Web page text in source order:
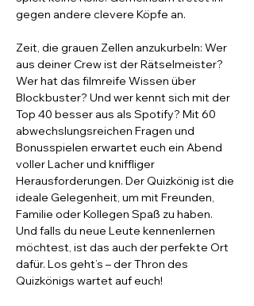
gegen andere clevere Köpfe an.
Zeit, die grauen Zellen anzukurbeln: Wer
aus deiner Crew ist der Rätselmeister?
Wer hat das filmreife Wissen über
Blockbuster? Und wer kennt sich mit der
Top 40 besser aus als Spotify? Mit 60
abwechslungsreichen Fragen und
Bonusspielen erwartet euch ein Abend
voller Lacher und kniffliger
Herausforderungen. Der Quizkönig ist die
ideale Gelegenheit, um mit Freunden,
Familie oder Kollegen Spaß zu haben.
Und falls du neue Leute kennenlernen
möchtest, ist das auch der perfekte Ort
dafür. Los geht’s – der Thron des
Quizkönigs wartet auf euch!